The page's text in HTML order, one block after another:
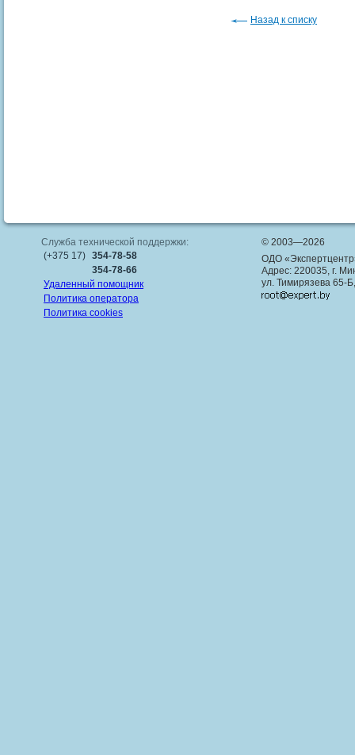
Назад к списку
Служба технической поддержки:
(+375 17) 354-78-58
354-78-66
Удаленный помощник
Политика оператора
Политика cookies
© 2003—2026
ОДО
Адрес: 220035, г.
ул. Тимирязева 65-